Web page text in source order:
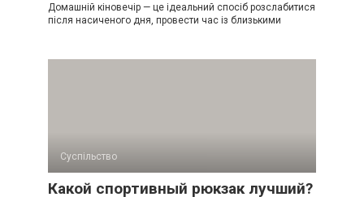
Домашній кіновечір — це ідеальний спосіб розслабитися
після насиченого дня, провести час із близькими
Суспільство
Какой спортивный рюкзак лучший?